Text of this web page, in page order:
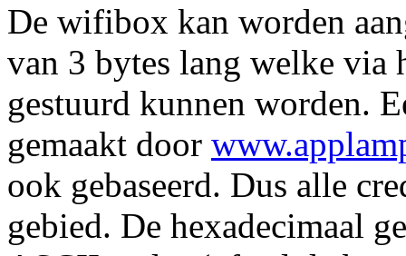
De wifibox kan worden
van 3 bytes lang welke
gestuurd kunnen worden.
gemaakt door
ook gebaseerd. Dus alle
gebied. De hexadecimaal